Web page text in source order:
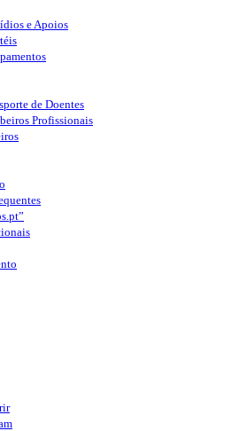
e Apoios
de Doentes
Profissionais